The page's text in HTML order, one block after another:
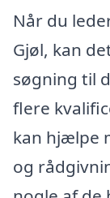
Når du
Gjøl, kan
søgning til
flere
kan hjælpe
og